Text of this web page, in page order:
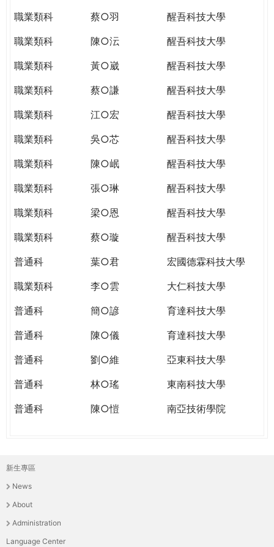
職業類科
蔡○羽
醒吾科技大學
職業類科
陳○沄
醒吾科技大學
職業類科
黃○崴
醒吾科技大學
職業類科
蔡○謙
醒吾科技大學
職業類科
江○宏
醒吾科技大學
職業類科
吳○芯
醒吾科技大學
職業類科
陳○岷
醒吾科技大學
職業類科
張○琳
醒吾科技大學
職業類科
梁○恩
醒吾科技大學
職業類科
蔡○璇
醒吾科技大學
普通科
葉○君
宏國德霖科技大學
職業類科
李○雲
大仁科技大學
普通科
簡○諺
育達科技大學
普通科
陳○儀
育達科技大學
普通科
劉○維
亞東科技大學
普通科
林○瑤
東南科技大學
普通科
陳○愷 南亞技術學院
主
選
單
新生專區
News
About
Administration
Language Center